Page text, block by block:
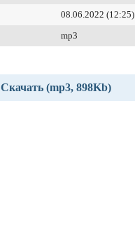
08.06.2022 (12:25)
mp3
Скачать (mp3, 898Kb)